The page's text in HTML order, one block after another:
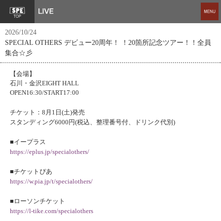
2026/10/24
SPECIAL OTHERS デビュー20周年！ ！20箇所記念ツアー！！全員
集合☆彡
【会場】
石川・金沢EIGHT HALL
OPEN16:30/START17:00
チケット：8月1日(土)発売
スタンディング6000円(税込、整理番号付、ドリンク代別)
■イープラス
https://eplus.jp/specialothers/
■チケットぴあ
https://w.pia.jp/t/specialothers/
■ローソンチケット
https://l-tike.com/specialothers